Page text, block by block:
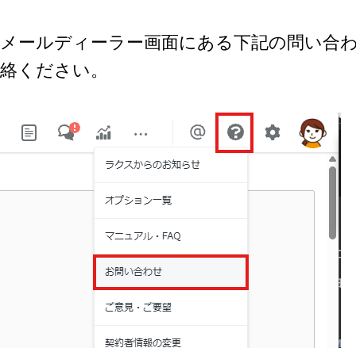
メールディーラー画面にある下記の問い合
絡ください。